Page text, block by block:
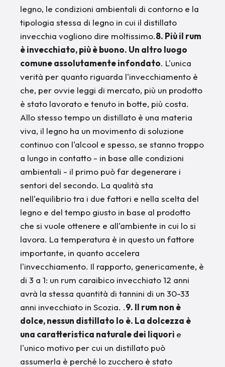
legno, le condizioni ambientali di contorno e la
tipologia stessa di legno in cui il distillato
invecchia vogliono dire moltissimo.8. Più il rum
è invecchiato, più è buono. Un altro luogo
comune assolutamente infondato. L'unica
verità per quanto riguarda l'invecchiamento è
che, per ovvie leggi di mercato, più un prodotto
è stato lavorato e tenuto in botte, più costa.
Allo stesso tempo un distillato è una materia
viva, il legno ha un movimento di soluzione
continuo con l'alcool e spesso, se stanno troppo
a lungo in contatto - in base alle condizioni
ambientali - il primo può far degenerare i
sentori del secondo. La qualità sta
nell'equilibrio tra i due fattori e nella scelta del
legno e del tempo giusto in base al prodotto
che si vuole ottenere e all'ambiente in cui lo si
lavora. La temperatura è in questo un fattore
importante, in quanto accelera
l'invecchiamento. Il rapporto, genericamente, è
di 3 a 1: un rum caraibico invecchiato 12 anni
avrà la stessa quantità di tannini di un 30-33
anni invecchiato in Scozia. .9. Il rum non è
dolce, nessun distillato lo è. La dolcezza è
una caratteristica naturale dei liquori e
l'unico motivo per cui un distillato può
assumerla è perché lo zucchero è stato